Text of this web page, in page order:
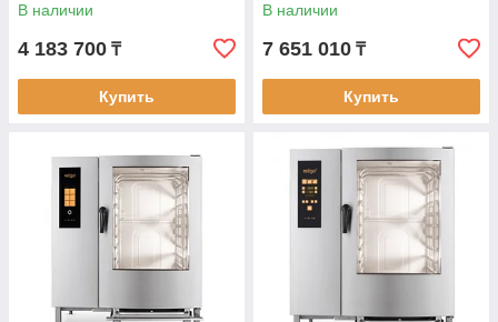
В наличии
4 183 700 ₸
Купить
В наличии
7 651 010 ₸
Купить